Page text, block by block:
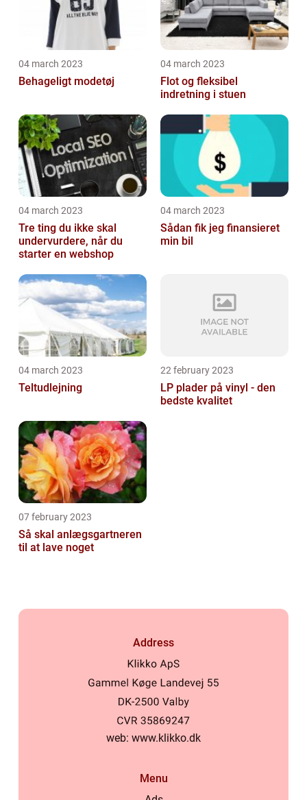
04 march 2023
Behageligt modetøj
04 march 2023
Flot og fleksibel
indretning i stuen
04 march 2023
Tre ting du ikke skal
undervurdere, når du
starter en webshop
04 march 2023
Sådan fik jeg finansieret
min bil
04 march 2023
Teltudlejning
22 february 2023
LP plader på vinyl - den
bedste kvalitet
07 february 2023
Så skal anlægsgartneren
til at lave noget
Address
web: www.klikko.dk
Menu